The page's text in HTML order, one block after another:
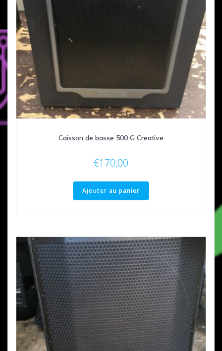
Caisson de basse 500 G Creative
€170,00
Ajouter au panier